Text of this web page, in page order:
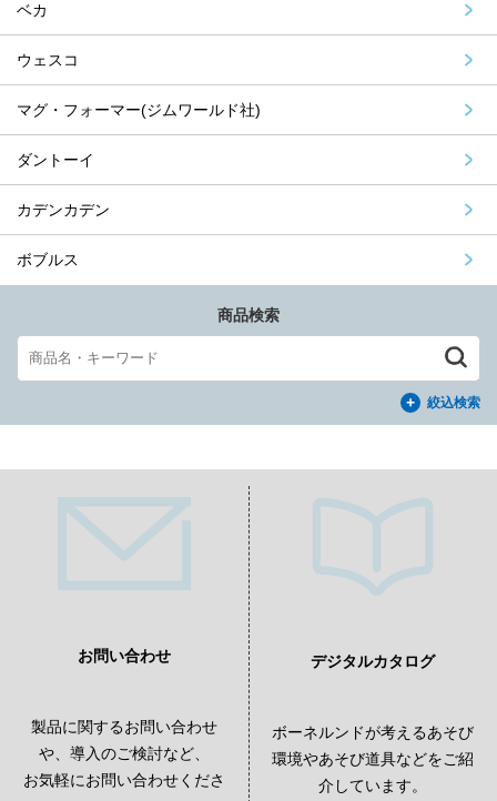
ベカ
ウェスコ
マグ・フォーマー(ジムワールド社)
ダントーイ
カデンカデン
ボブルス
商品検索
絞込検索
お問い合わせ
製品に関するお問い合わせ
や、導入のご検討など、
お気軽にお問い合わせくださ
デジタルカタログ
ボーネルンドが考えるあそび
環境やあそび道具などをご紹
介しています。